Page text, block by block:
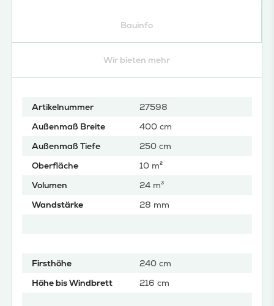
Bauinfo
Wir bieten mehr
Artikelnummer
27598
Außenmaß Breite
400 cm
Außenmaß Tiefe
250 cm
Oberfläche
10 m²
Volumen
24 m³
Wandstärke
28 mm
Firsthöhe
240 cm
Höhe bis Windbrett
216 cm